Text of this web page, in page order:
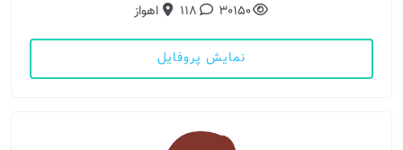
30150
118 اهواز
نمایش پروفایل